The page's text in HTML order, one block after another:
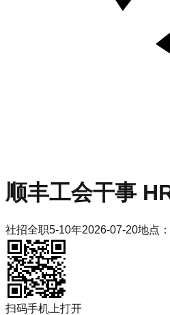
顺丰工会干事
社招全职5-10年2026-07-20地点：
扫码手机上打开